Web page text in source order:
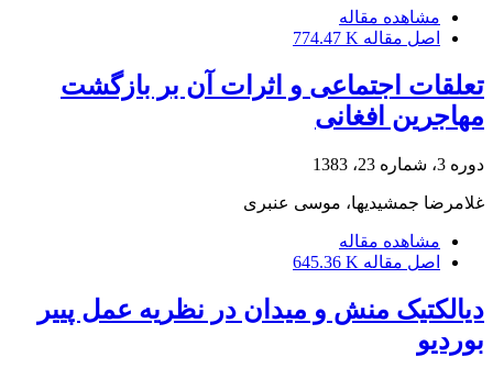
مشاهده مقاله
اصل مقاله 774.47 K
تعلقات اجتماعی و اثرات آن بر بازگشت
مهاجرین افغانی
دوره 3، شماره 23، 1383
غلامرضا جمشیدیها، موسی عنبری
مشاهده مقاله
اصل مقاله 645.36 K
دیالکتیک منش و میدان در نظریه عمل پی‏یر
بوردیو